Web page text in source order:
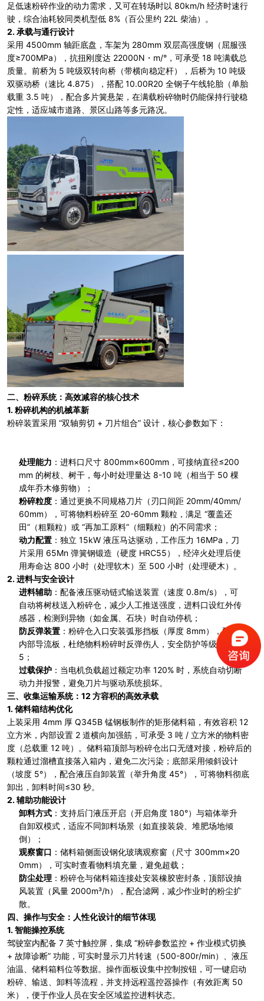
足低速粉碎作业的动力需求，又可在转场时以 80km/h 经济时速行
驶，综合油耗较同类机型低 8%（百公里约 22L 柴油）。
2.承载与通行设计
采用 4500mm 轴距底盘，车架为 280mm 双层高强度钢（屈服强
度≥700MPa），抗扭刚度达 22000N・m/°，可承受 18 吨满载总
质量。前桥为 5 吨级双转向桥（带横向稳定杆），后桥为 10 吨级
双驱动桥（速比 4.875），搭配 10.00R20 全钢子午线轮胎（单胎
载重 3.5 吨），配合多片簧悬架，在满载粉碎物时仍能保持行驶稳
定性，适应城市道路、景区山路等多元路况。
二、粉碎系统：高效减容的核心技术
1.粉碎机构的机械革新
粉碎装置采用 “双轴剪切 + 刀片组合” 设计，核心参数如下：
处理能力 ：进料口尺寸 800mm×600mm，可接纳直径≤200
mm 的树枝、树干，每小时处理量达 8-10 吨（相当于 50 棵
成年乔木修剪物）；
粉碎粒度：通过更换不同规格刀片（刃口间距 20mm/40mm/
60mm），可将物料粉碎至 20-60mm 颗粒，满足 “覆盖还
田”（粗颗粒）或 “再加工原料”（细颗粒）的不同需求；
动力配置：独立 15kW 液压马达驱动，工作压力 16MPa，刀
片采用 65Mn 弹簧钢锻造（硬度 HRC55），经淬火处理后使
用寿命达 800 小时（处理软木）至 500 小时（处理硬木）。
2.进料与安全设计
进料辅助：配备液压驱动链式输送装置（速度 0.8m/s），可
自动将树枝送入粉碎仓，减少人工推送强度，进料口设红外传
感器，检测到异物（如金属、石块）时自动停机；
防反弹装置：粉碎仓入口安装弧形挡板（厚度 8mm），配合
内部导流板，杜绝物料粉碎时反弹伤人，安全防护等级达 IP6
5；
过载保护：当电机负载超过额定功率 120% 时，系统自动切断
动力并报警，避免刀片与驱动系统损坏。
三、收集运输系统：12 方容积的高效承载
1.储料箱结构优化
上装采用 4mm 厚 Q345B 锰钢板制作的矩形储料箱，有效容积 12
立方米，内部设置 2 道横向加强筋，可承受 3 吨 / 立方米的物料密
度（总载重 12 吨）。储料箱顶部与粉碎仓出口无缝对接，粉碎后的
颗粒通过溜槽直接落入箱内，避免二次污染；底部采用倾斜设计
（坡度 5°），配合液压自卸装置（举升角度 45°），可将物料彻底
卸出，卸料时间≤30 秒。
2.辅助功能设计
卸料方式：支持后门液压开启（开启角度 180°）与箱体举升
自卸双模式，适应不同卸料场景（如直接装袋、堆肥场地倾
倒）；
观察窗口 ：储料箱侧面设钢化玻璃观察窗（尺寸 300mm×20
0mm），可实时查看物料填充量，避免超载；
防尘处理：粉碎仓与储料箱连接处安装橡胶密封条，顶部设抽
风装置（风量 2000m³/h），配合滤网，减少作业时的粉尘扩
散。
四、操作与安全：人性化设计的细节体现
1.智能操控系统
驾驶室内配备 7 英寸触控屏，集成 “粉碎参数监控 + 作业模式切换
+ 故障诊断” 功能，可实时显示刀片转速（500-800r/min）、液压
油温、储料箱料位等数据。操作面板设集中控制按钮，可一键启动
粉碎、输送、卸料等流程，并支持远程遥控器操作（有效距离 50
米），便于作业人员在安全区域监控进料状态。